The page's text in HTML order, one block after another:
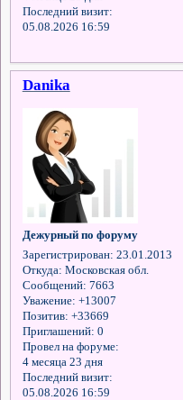
Последний визит:
05.08.2026 16:59
Danika
Дежурный по форуму
Зарегистрирован: 23.01.2013
Откуда: Московская обл.
Сообщений: 7663
Уважение: +13007
Позитив: +33669
Приглашений: 0
Провел на форуме:
4 месяца 23 дня
Последний визит:
05.08.2026 16:59